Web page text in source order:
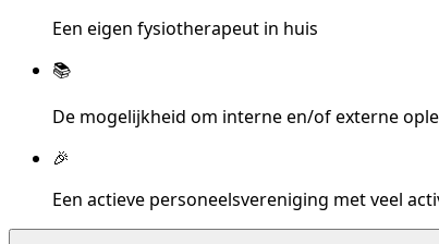
Een eigen fysiotherapeut in huis
📚
De mogelijkheid om interne en/of externe
🎉
Een actieve personeelsvereniging met veel